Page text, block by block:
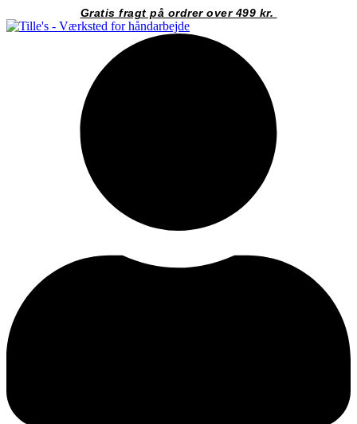
til
Gratis fragt på ordrer over 499 kr.